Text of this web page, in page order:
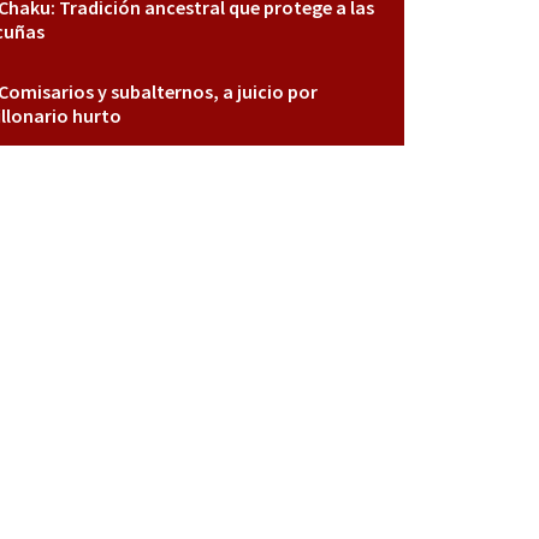
Chaku: Tradición ancestral que protege a las
Comisarios y subalternos, a juicio por
hurto